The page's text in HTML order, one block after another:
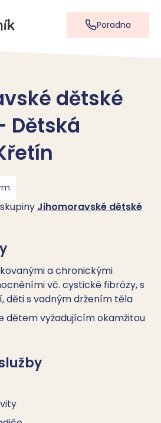
Poradna
dětské
Dětská
Jihomoravské dětské
a chronickými
vč. cystické fibrózy, s
děti s vadným držením těla
dětem vyžadujícím okamžitou